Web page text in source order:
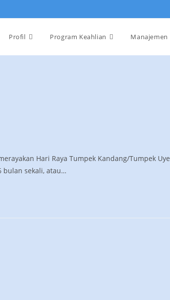
Profil Program Keahlian Manajemen
Hari Raya Tumpek Kandang/Tumpek Uye
bulan sekali, atau…